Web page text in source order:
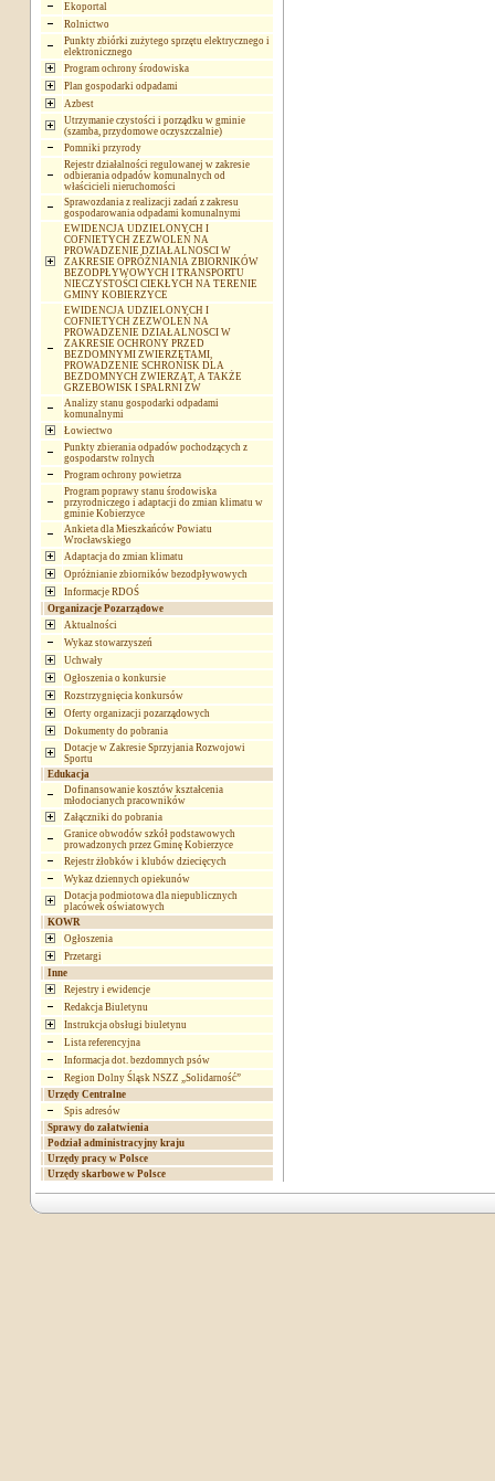
Ekoportal
Rolnictwo
Punkty zbiórki zużytego sprzętu elektrycznego i
elektronicznego
Program ochrony środowiska
Plan gospodarki odpadami
Azbest
Utrzymanie czystości i porządku w gminie
(szamba, przydomowe oczyszczalnie)
Pomniki przyrody
Rejestr działalności regulowanej w zakresie
odbierania odpadów komunalnych od
właścicieli nieruchomości
Sprawozdania z realizacji zadań z zakresu
gospodarowania odpadami komunalnymi
EWIDENCJA UDZIELONYCH I
COFNIETYCH ZEZWOLEŃ NA
PROWADZENIE DZIAŁALNOSCI W
ZAKRESIE OPRÓŻNIANIA ZBIORNIKÓW
BEZODPŁYWOWYCH I TRANSPORTU
NIECZYSTOŚCI CIEKŁYCH NA TERENIE
GMINY KOBIERZYCE
EWIDENCJA UDZIELONYCH I
COFNIETYCH ZEZWOLEŃ NA
PROWADZENIE DZIAŁALNOSCI W
ZAKRESIE OCHRONY PRZED
BEZDOMNYMI ZWIERZĘTAMI,
PROWADZENIE SCHRONISK DLA
BEZDOMNYCH ZWIERZĄT, A TAKŻE
GRZEBOWISK I SPALRNI ZW
Analizy stanu gospodarki odpadami
komunalnymi
Łowiectwo
Punkty zbierania odpadów pochodzących z
gospodarstw rolnych
Program ochrony powietrza
Program poprawy stanu środowiska
przyrodniczego i adaptacji do zmian klimatu w
gminie Kobierzyce
Ankieta dla Mieszkańców Powiatu
Wrocławskiego
Adaptacja do zmian klimatu
Opróżnianie zbiorników bezodpływowych
Informacje RDOŚ
Organizacje Pozarządowe
Aktualności
Wykaz stowarzyszeń
Uchwały
Ogłoszenia o konkursie
Rozstrzygnięcia konkursów
Oferty organizacji pozarządowych
Dokumenty do pobrania
Dotacje w Zakresie Sprzyjania Rozwojowi
Sportu
Edukacja
Dofinansowanie kosztów kształcenia
młodocianych pracowników
Załączniki do pobrania
Granice obwodów szkół podstawowych
prowadzonych przez Gminę Kobierzyce
Rejestr żłobków i klubów dziecięcych
Wykaz dziennych opiekunów
Dotacja podmiotowa dla niepublicznych
placówek oświatowych
KOWR
Ogłoszenia
Przetargi
Inne
Rejestry i ewidencje
Redakcja Biuletynu
Instrukcja obsługi biuletynu
Lista referencyjna
Informacja dot. bezdomnych psów
Region Dolny Śląsk NSZZ „Solidarność”
Urzędy Centralne
Spis adresów
Sprawy do załatwienia
Podział administracyjny kraju
Urzędy pracy w Polsce
Urzędy skarbowe w Polsce